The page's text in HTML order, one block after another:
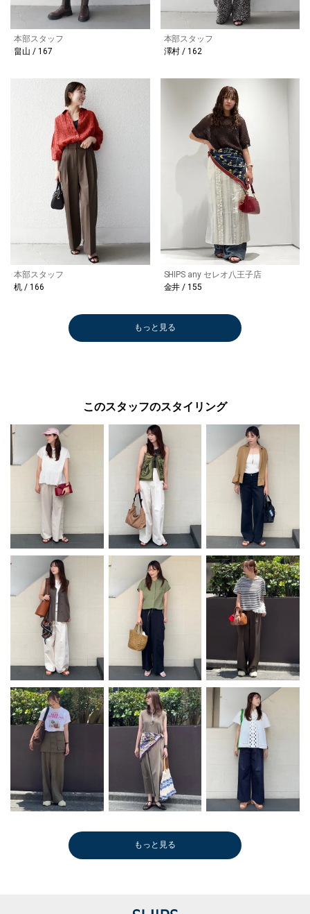
本部スタッフ
畠山 / 167
本部スタッフ
澤村 / 162
本部スタッフ
机 / 166
SHIPS any セレオ八王子店
金井 / 155
もっと見る
このスタッフのスタイリング
もっと見る